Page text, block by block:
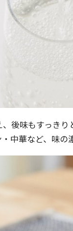
後味もすっき
中華など、味の